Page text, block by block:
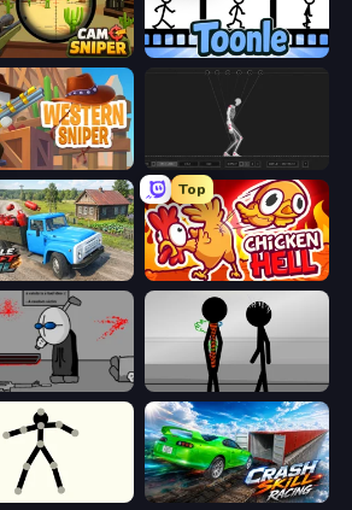
Toonle
Sniper Skeleton Simulator
& Drift in ZIL
Top
Chicken Hell
Deathwish Stick Figure Penalty 2
Crash Skill Racing